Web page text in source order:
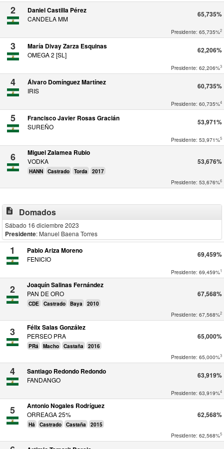
2 Daniel Castilla Pérez
CANDELA MM
65,735%
Presidente: 65,735%2
3 María Divay Zarza Esquinas
OMEGA 2 [SL]
62,206%
Presidente: 62,206%3
4 Álvaro Domínguez Martínez
IRIS
60,735%
Presidente: 60,735%4
5 Francisco Javier Rosas Gracián
SUREÑO
53,971%
Presidente: 53,971%5
6 Miguel Zalamea Rubio
VODKA
HANN Castrado Torda 2017
53,676%
Presidente: 53,676%6
description Domados
Sábado 16 diciembre 2023
Presidente: Manuel Baena Torres
1 Pablo Ariza Moreno
FENICIO
69,459%
Presidente: 69,459%1
2 Joaquín Salinas Fernández
PAN DE ORO
CDE Castrado Baya 2010
67,568%
Presidente: 67,568%2
3 Félix Salas González
PERSEO PRA
PRá Macho Castaña 2016
65,000%
Presidente: 65,000%3
4 Santiago Redondo Redondo
FANDANGO
63,919%
Presidente: 63,919%4
5 Antonio Nogales Rodríguez
ORREAGA 25%
Há Castrado Castaña 2015
62,568%
Presidente: 62,568%5